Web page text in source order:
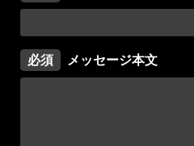
必須 メッセージ本文